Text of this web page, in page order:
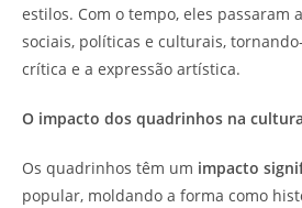
estilos. Com o tempo, eles passaram
sociais, políticas e culturais,
crítica e a expressão artística.
O impacto dos quadrinhos na
Os quadrinhos têm um impacto
popular, moldando a forma como